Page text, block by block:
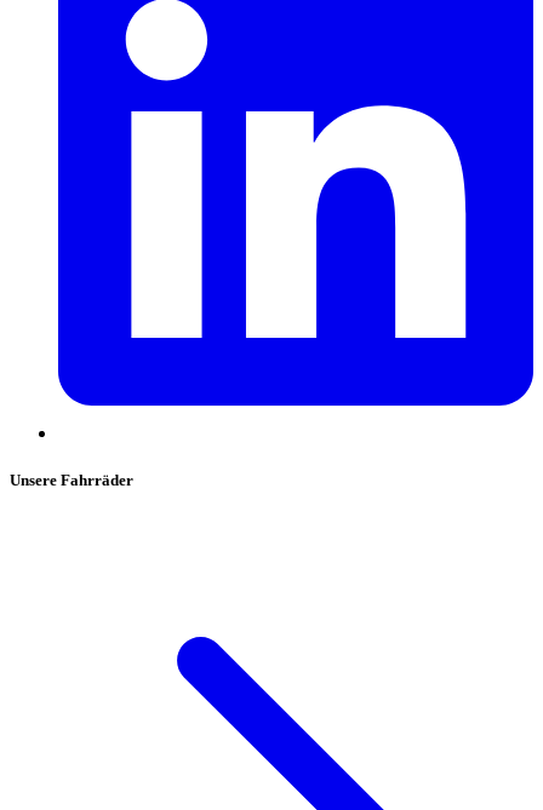
Unsere Fahrräder